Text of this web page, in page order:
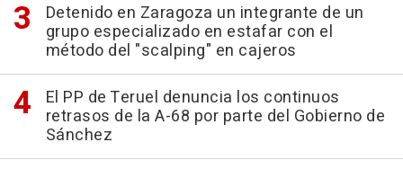
Detenido en Zaragoza un integrante de un
grupo especializado en estafar con el
método del "scalping" en cajeros
El PP de Teruel denuncia los continuos
retrasos de la A-68 por parte del Gobierno de
Sánchez